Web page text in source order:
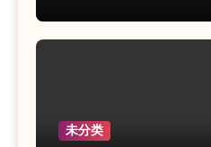
未分类